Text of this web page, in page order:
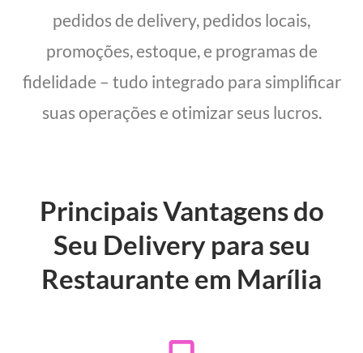
pedidos de delivery, pedidos locais,
promoções, estoque, e programas de
fidelidade – tudo integrado para simplificar
suas operações e otimizar seus lucros.
Principais Vantagens do
Seu Delivery para seu
Restaurante em Marília